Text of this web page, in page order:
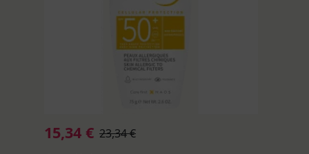
15,34 € 23,34 €